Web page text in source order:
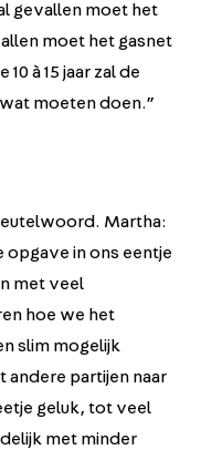
gevallen moet het
moet het gasnet
à 15 jaar zal de
moeten doen.”
Martha:
opgave in ons eentje
met veel
hoe we het
slim mogelijk
andere partijen naar
geluk, tot veel
met minder